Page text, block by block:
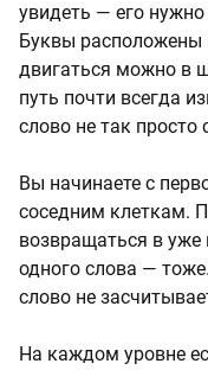
увидеть — его
Буквы расположены
двигаться можно в
путь почти всегда
слово не так просто
Вы начинаете с
соседним клеткам.
возвращаться в уже
одного слова —
слово не
На каждом уровне